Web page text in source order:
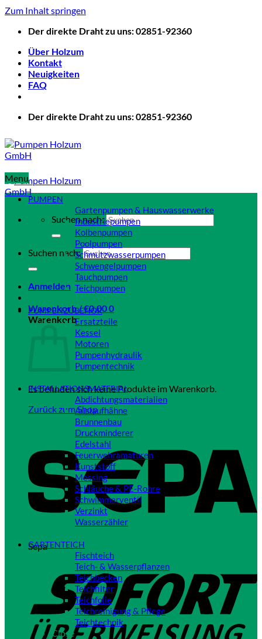
Zum Inhalt springen
Der direkte Draht zu uns: 02851-92360
Über Holzum
Kontakt
Neuigkeiten
FAQ
Der direkte Draht zu uns: 02851-92360
Suchen nach:
Suchen nach:
Anmelden
Warenkorb /€0,000
Warenkorb
Es befinden sich keine Produkte im Warenkorb.
Zurück zum Shop
Sepa
Menu
PUMPEN
Gartenpumpen & Hauswasserwerke
Industriepumpen
Kolbenpumpen
Poolpumpen
Schmutzwasserpumpen
Schwengelpumpen
Tauchpumpen
Teichpumpen
PUMPENZUBEHÖR
Ersatzteile
Kessel
Motoren
Pumpenhydraulik
Pumpentechnik
INSTALLATIONSMATERIAL
Abdichtungsmaterialien
Auslaufhähne
Brunnenbau
Druckminderer
Edelstahl
Feuerwehramaturen
Kunststoff
Messing
Schläuche & PE-Rohre
Schwimmerventil
Verzinkt
Wasserzähler
GARTENTEICH
Fischteich
Teich- & Wasserpflanzen
Teichbecken
Teichfilter
Teichfolie
Teichreinigung & Pflege
Teichtechnik
Close